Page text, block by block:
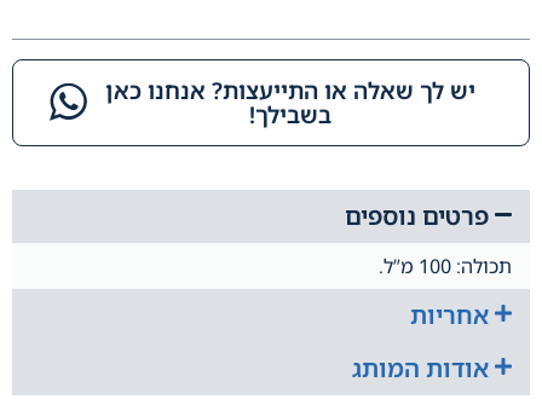
פרטים נוספים
תכולה: 100 מ”ל.
אחריות
אודות המותג
יש לך שאלה או התייעצות? אנחנו כאן
בשבילך!​